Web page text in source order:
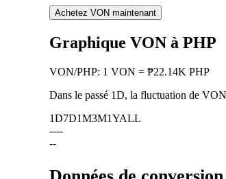
Achetez VON maintenant
Graphique VON à PHP
VON/PHP: 1 VON = ₱22.14K PHP
Dans le passé 1D, la fluctuation de
1D7D1M3M1YALL
----
--